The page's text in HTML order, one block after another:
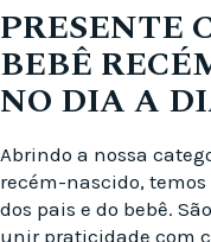
PRESENTE
BEBÊ
NO DIA A
Abrindo a nossa
recém-nascido,
dos pais e do bebê.
unir praticidade com